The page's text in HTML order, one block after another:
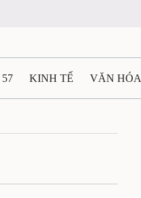
KINH TẾ VĂN HÓA